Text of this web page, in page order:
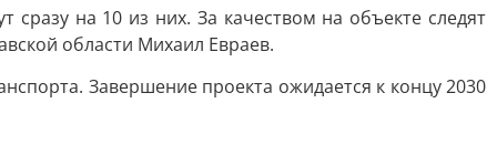
на 10 из них. За качеством на объекте следят
области Михаил Евраев.
Завершение проекта ожидается к концу 2030